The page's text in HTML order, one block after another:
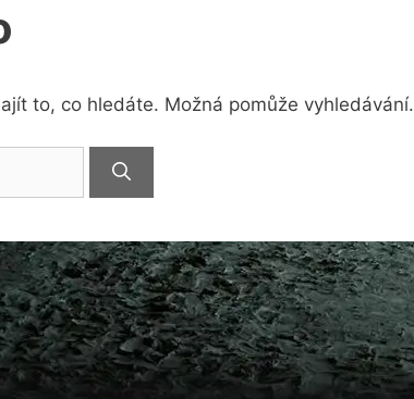
to, co hledáte. Možná pomůže vyhledávání.